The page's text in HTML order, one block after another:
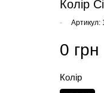
Колір
- Артикул:
0 грн
Колір